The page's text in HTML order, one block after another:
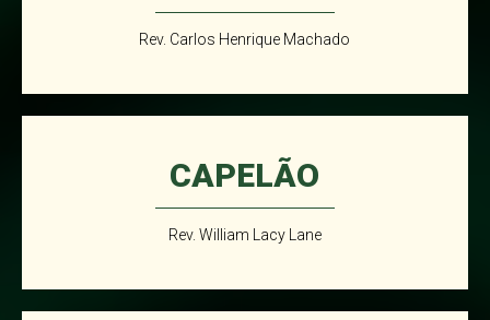
Rev. Carlos Henrique Machado
CAPELÃO
Rev. William Lacy Lane